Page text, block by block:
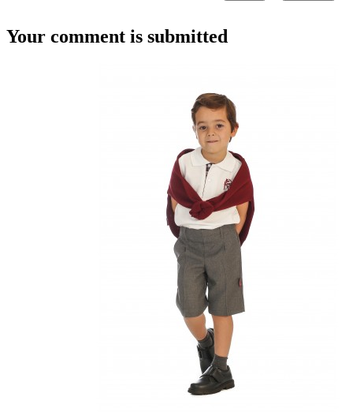
Your comment is submitted